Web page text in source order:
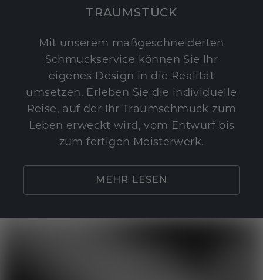
TRAUMSTÜCK
Mit unserem maßgeschneiderten
Schmuckservice können Sie Ihr
eigenes Design in die Realität
umsetzen. Erleben Sie die individuelle
Reise, auf der Ihr Traumschmuck zum
Leben erweckt wird, vom Entwurf bis
zum fertigen Meisterwerk.
MEHR LESEN